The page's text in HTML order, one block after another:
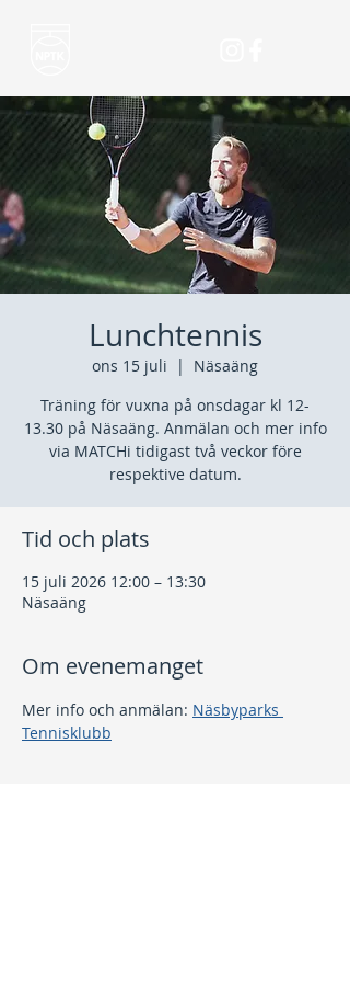
Lunchtennis
ons 15 juli
  |
Näsaäng
Träning för vuxna på onsdagar kl 12-
13.30 på Näsaäng. Anmälan och mer info
via MATCHi tidigast två veckor före
respektive datum.
Tid och plats
15 juli 2026 12:00 – 13:30
Näsaäng
Om evenemanget
Mer info och anmälan: Näsbyparks
Tennisklubb